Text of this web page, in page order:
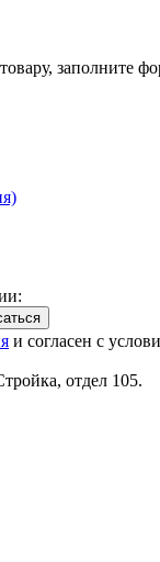
заполните
и согласен с
отдел 105.